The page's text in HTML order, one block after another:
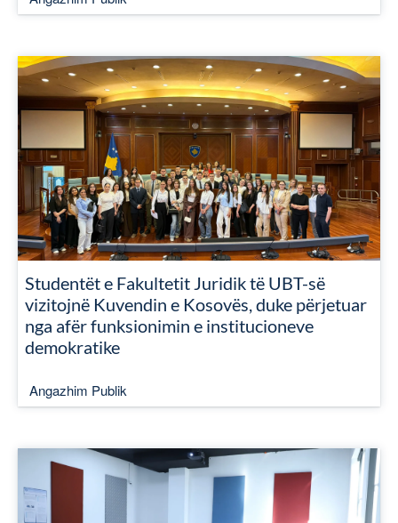
Studentët e Fakultetit Juridik të UBT-së
vizitojnë Kuvendin e Kosovës, duke përjetuar
nga afër funksionimin e institucioneve
demokratike
Angazhim Publik